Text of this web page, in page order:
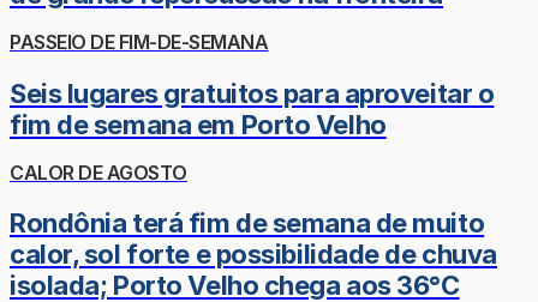
PASSEIO DE FIM-DE-SEMANA
Seis lugares gratuitos para aproveitar o
fim de semana em Porto Velho
CALOR DE AGOSTO
Rondônia terá fim de semana de muito
calor, sol forte e possibilidade de chuva
isolada; Porto Velho chega aos 36°C